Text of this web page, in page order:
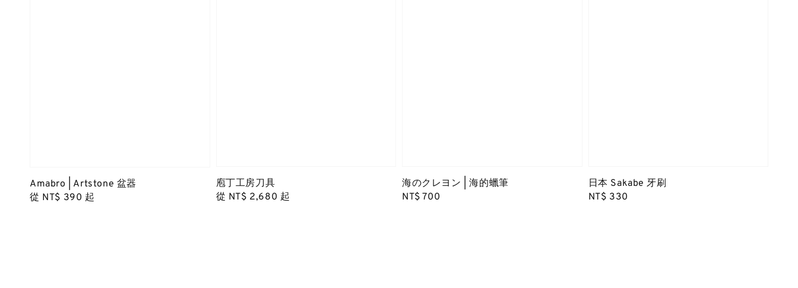
Amabro | Artstone 盆器
Regular
從 NT$ 390 起
庖丁工房刀具
Regular
從 NT$ 2,680 起
海のクレヨン | 海的蠟筆
Regular
NT$ 700
日本 Sakabe 牙刷
Regular
NT$ 330